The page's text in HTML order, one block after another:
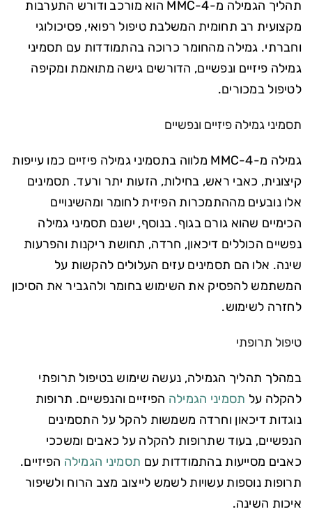
תהליך הגמילה מ-4-MMC הוא מורכב ודורש התערבות
מקצועית רב תחומית המשלבת טיפול רפואי, פסיכולוגי
וחברתי. גמילה מהחומר כרוכה בהתמודדות עם תסמיני
גמילה פיזיים ונפשיים, הדורשים גישה מתואמת ומקיפה
לטיפול במכורים.
תסמיני גמילה פיזיים ונפשיים
גמילה מ-4-MMC מלווה בתסמיני גמילה פיזיים כמו עייפות
קיצונית, כאבי ראש, בחילות, הזעות יתר ורעד. תסמינים
אלו נובעים מההתמכרות הפיזית לחומר ומהשינויים
הכימיים שהוא גורם בגוף. בנוסף, ישנם תסמיני גמילה
נפשיים הכוללים דיכאון, חרדה, תחושת ריקנות והפרעות
שינה. אלו הם תסמינים עזים העלולים להקשות על
המשתמש להפסיק את השימוש בחומר ולהגביר את הסיכון
לחזרה לשימוש.
טיפול תרופתי
במהלך תהליך הגמילה, נעשה שימוש בטיפול תרופתי
להקלה על תסמיני הגמילה הפיזיים והנפשיים. תרופות
נוגדות דיכאון וחרדה משמשות להקל על התסמינים
הנפשיים, בעוד שתרופות להקלה על כאבים ומשככי
כאבים מסייעות בהתמודדות עם תסמיני הגמילה הפיזיים.
תרופות נוספות עשויות לשמש לייצוב מצב הרוח ולשיפור
איכות השינה.